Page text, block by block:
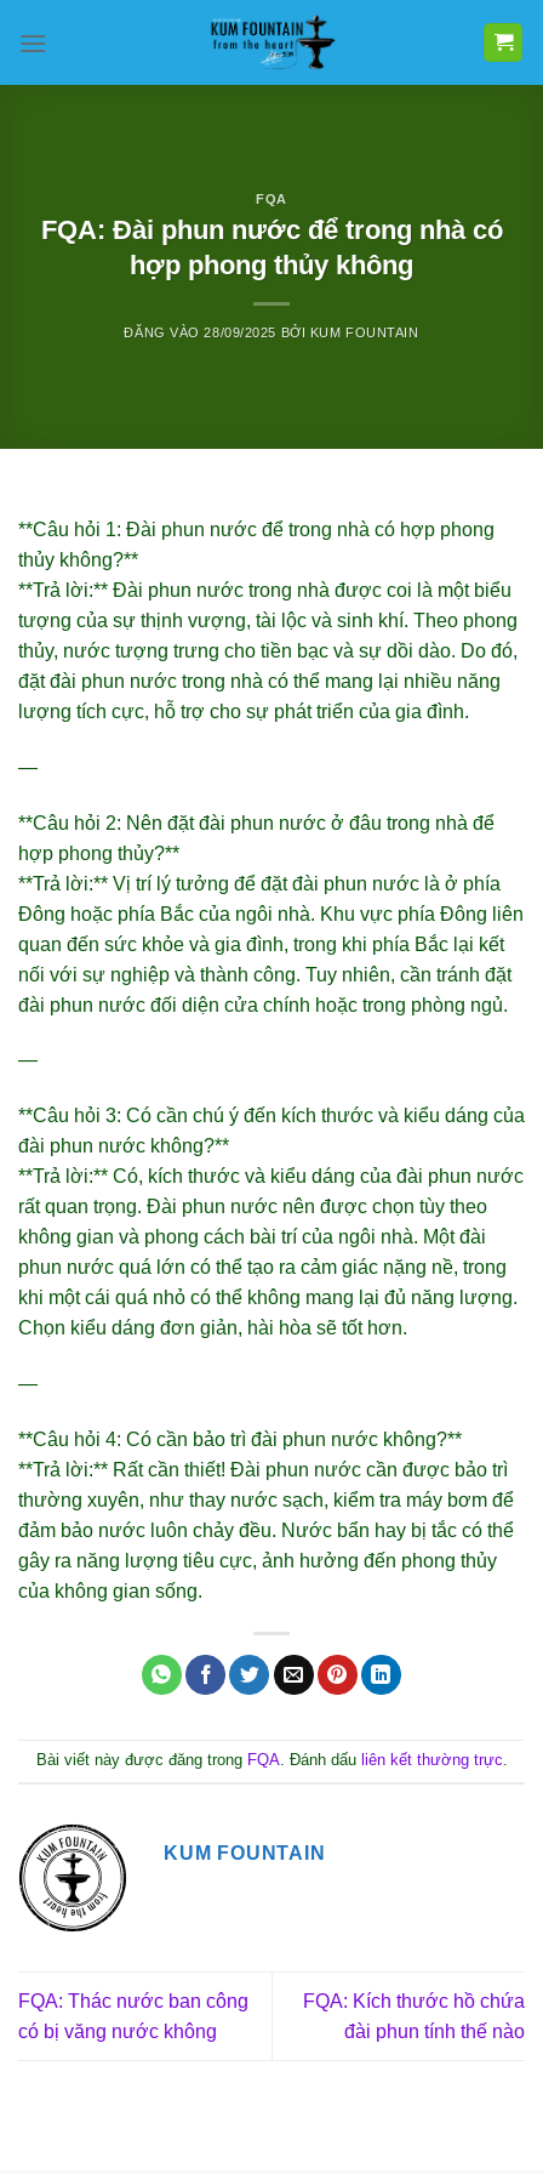
qua
FQA
FQA: Đài phun nước để trong nhà có
hợp phong thủy không
ĐĂNG VÀO28/09/2025 BỞI KUM FOUNTAIN
**Câu hỏi 1: Đài phun nước để trong nhà có hợp phong
thủy không?**
**Trả lời:** Đài phun nước trong nhà được coi là một biểu
tượng của sự thịnh vượng, tài lộc và sinh khí. Theo phong
thủy, nước tượng trưng cho tiền bạc và sự dồi dào. Do đó,
đặt đài phun nước trong nhà có thể mang lại nhiều năng
lượng tích cực, hỗ trợ cho sự phát triển của gia đình.
—
**Câu hỏi 2: Nên đặt đài phun nước ở đâu trong nhà để
hợp phong thủy?**
**Trả lời:** Vị trí lý tưởng để đặt đài phun nước là ở phía
Đông hoặc phía Bắc của ngôi nhà. Khu vực phía Đông liên
quan đến sức khỏe và gia đình, trong khi phía Bắc lại kết
nối với sự nghiệp và thành công. Tuy nhiên, cần tránh đặt
đài phun nước đối diện cửa chính hoặc trong phòng ngủ.
—
**Câu hỏi 3: Có cần chú ý đến kích thước và kiểu dáng của
đài phun nước không?**
**Trả lời:** Có, kích thước và kiểu dáng của đài phun nước
rất quan trọng. Đài phun nước nên được chọn tùy theo
không gian và phong cách bài trí của ngôi nhà. Một đài
phun nước quá lớn có thể tạo ra cảm giác nặng nề, trong
khi một cái quá nhỏ có thể không mang lại đủ năng lượng.
Chọn kiểu dáng đơn giản, hài hòa sẽ tốt hơn.
—
**Câu hỏi 4: Có cần bảo trì đài phun nước không?**
**Trả lời:** Rất cần thiết! Đài phun nước cần được bảo trì
thường xuyên, như thay nước sạch, kiểm tra máy bơm để
đảm bảo nước luôn chảy đều. Nước bẩn hay bị tắc có thể
gây ra năng lượng tiêu cực, ảnh hưởng đến phong thủy
của không gian sống.
Bài viết này được đăng trong FQA. Đánh dấu liên kết thường trực.
KUM FOUNTAIN
FQA: Thác nước ban công
có bị văng nước không
FQA: Kích thước hồ chứa
đài phun tính thế nào